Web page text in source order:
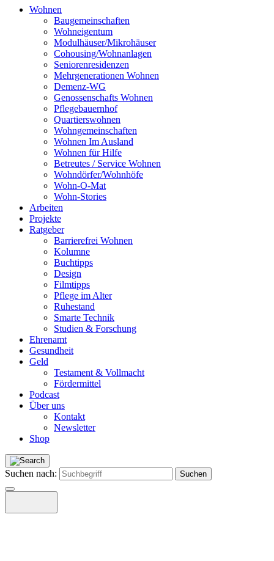
Wohnen
Baugemeinschaften
Wohneigentum
Modulhäuser/Mikrohäuser
Cohousing/Wohnanlagen
Seniorenresidenzen
Mehrgenerationen Wohnen
Demenz-WG
Genossenschafts Wohnen
Pflegebauernhof
Quartierswohnen
Wohngemeinschaften
Wohnen Im Ausland
Wohnen für Hilfe
Betreutes / Service Wohnen
Wohndörfer/Wohnhöfe
Wohn-O-Mat
Wohn-Stories
Arbeiten
Projekte
Ratgeber
Barrierefrei Wohnen
Kolumne
Buchtipps
Design
Filmtipps
Pflege im Alter
Ruhestand
Smarte Technik
Studien & Forschung
Ehrenamt
Gesundheit
Geld
Testament & Vollmacht
Fördermittel
Podcast
Über uns
Kontakt
Newsletter
Shop
Suchen nach: